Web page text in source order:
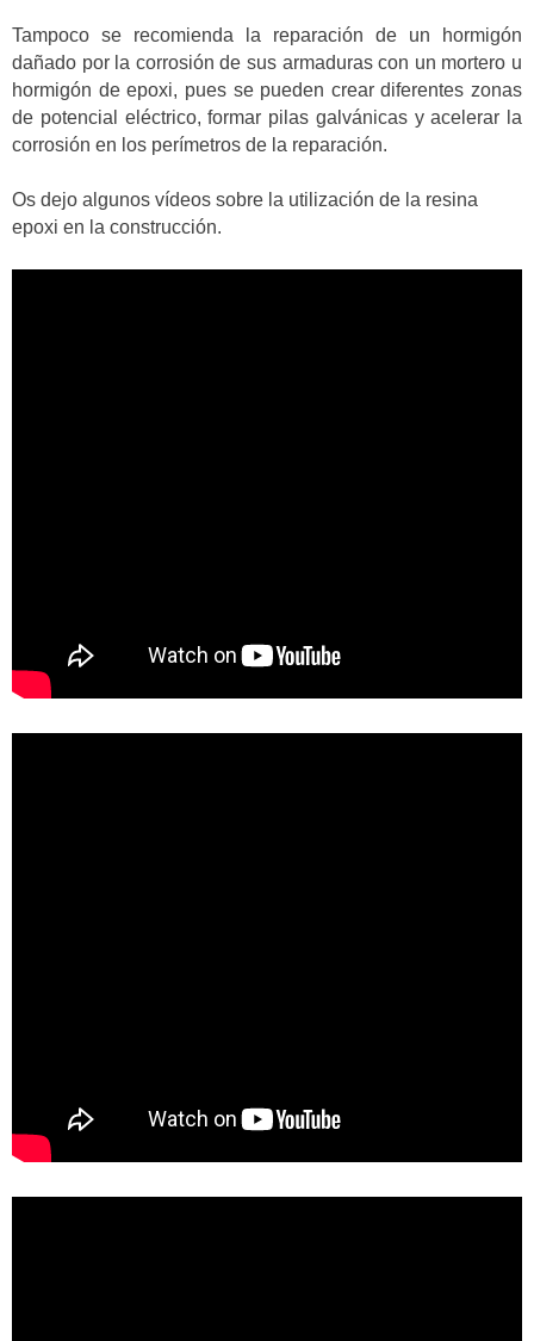
Tampoco se recomienda la reparación de un hormigón
dañado por la corrosión de sus armaduras con un mortero u
hormigón de epoxi, pues se pueden crear diferentes zonas
de potencial eléctrico, formar pilas galvánicas y acelerar la
corrosión en los perímetros de la reparación.
Os dejo algunos vídeos sobre la utilización de la resina
epoxi en la construcción.